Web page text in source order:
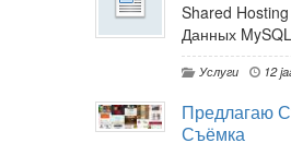
Shared
Данных
Услуги 12
Предлагаю
Съёмка